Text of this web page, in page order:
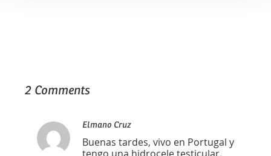
2 Comments
Elmano Cruz
Buenas tardes, vivo en Portugal y